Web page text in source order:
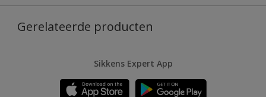
Gerelateerde producten
Sikkens Expert App